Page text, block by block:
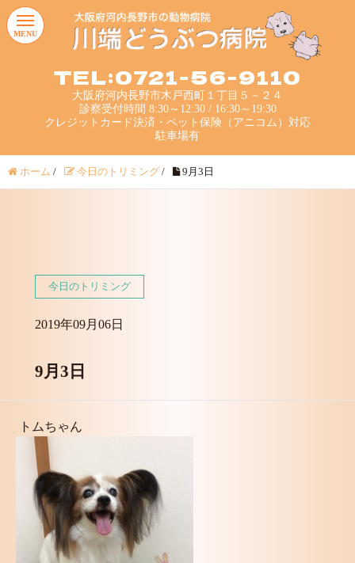
TEL:0721-56-9110
大阪府河内長野市木戸西町１丁目５－２４
診察受付時間 8:30～12:30 / 16:30～19:30
クレジットカード決済・ペット保険（アニコム）対応
駐車場有
MENU
ホーム / 今日のトリミング / 9月3日
今日のトリミング
2019年09月06日
9月3日
トムちゃん